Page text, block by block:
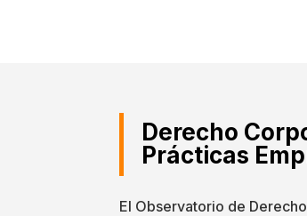
Derecho
Prácticas
El Observatorio de